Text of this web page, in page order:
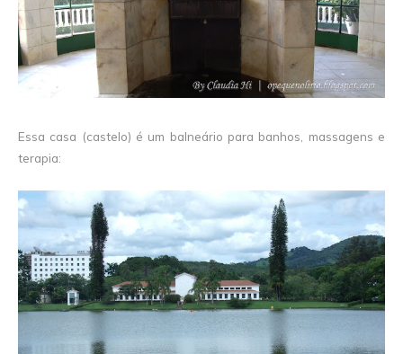
Essa casa (castelo) é um balneário para banhos, massagens e
terapia: